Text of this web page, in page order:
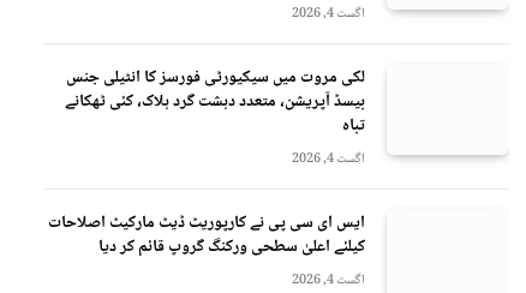
اگست 4, 2026
لکی مروت میں سیکیورٹی فورسز کا انٹیلی جنس
بیسڈ آپریشن، متعدد دہشت گرد ہلاک، کئی ٹھکانے
تباہ
اگست 4, 2026
ایس ای سی پی نے کارپوریٹ ڈیٹ مارکیٹ اصلاحات
کیلئے اعلیٰ سطحی ورکنگ گروپ قائم کر دیا
اگست 4, 2026